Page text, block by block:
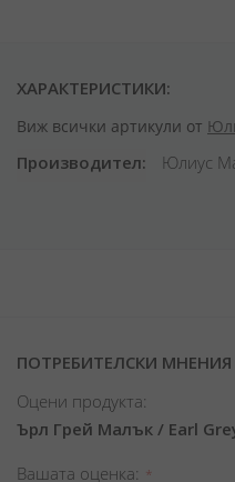
ХАРАКТЕРИСТИКИ:
Виж всички артикули от
Производител Юлиус
ПОТРЕБИТЕЛСКИ
Оцени продукта:
Ърл Грей Малък / Earl
Вашата оценка